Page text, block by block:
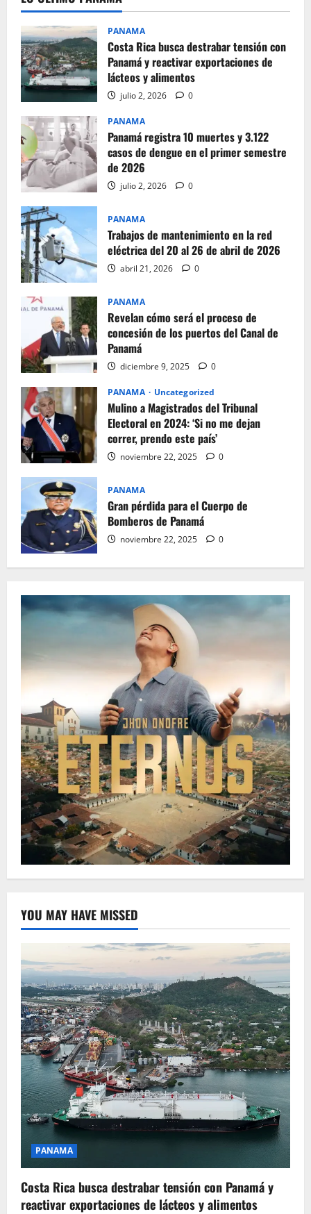
PANAMA
Costa Rica busca destrabar tensión con
Panamá y reactivar exportaciones de
lácteos y alimentos
julio 2, 2026 0
PANAMA
Panamá registra 10 muertes y 3.122
casos de dengue en el primer semestre
de 2026
julio 2, 2026 0
PANAMA
Trabajos de mantenimiento en la red
eléctrica del 20 al 26 de abril de 2026
abril 21, 2026 0
PANAMA
Revelan cómo será el proceso de
concesión de los puertos del Canal de
Panamá
diciembre 9, 2025 0
PANAMA Uncategorized
Mulino a Magistrados del Tribunal
Electoral en 2024: ‘Si no me dejan
correr, prendo este país’
noviembre 22, 2025 0
PANAMA
Gran pérdida para el Cuerpo de
Bomberos de Panamá
noviembre 22, 2025 0
YOU MAY HAVE MISSED
PANAMA
Costa Rica busca destrabar tensión con Panamá y
reactivar exportaciones de lácteos y alimentos